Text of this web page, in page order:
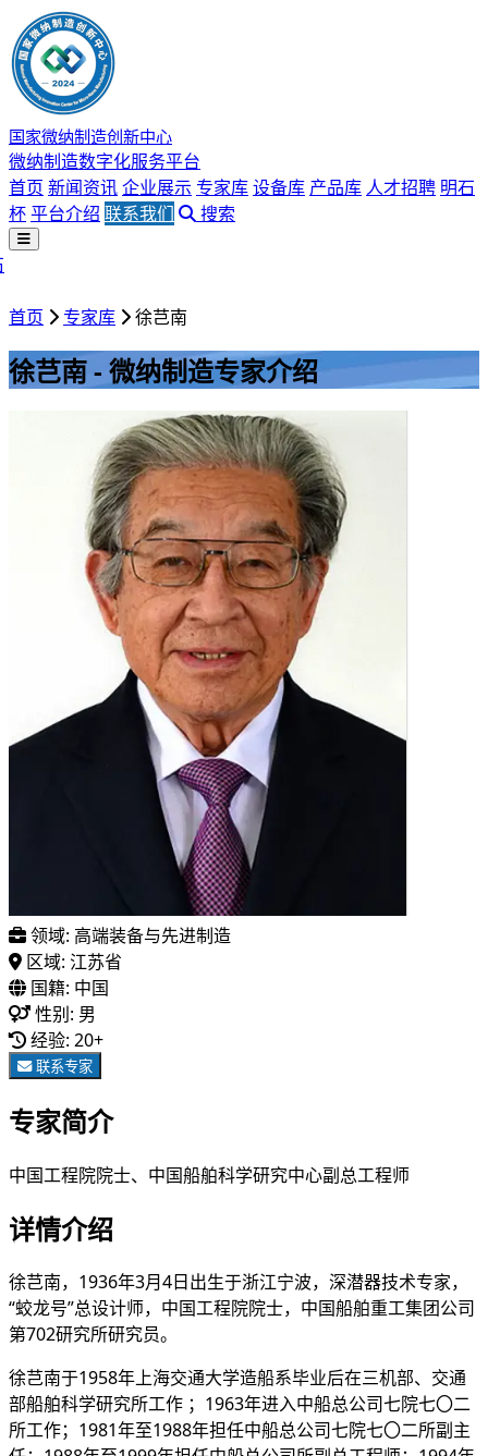
国家微纳制造创新中心
微纳制造数字化服务平台
首页 新闻资讯企业展示 专家库设备库 产品库 人才招聘 明石
杯平台介绍 联系我们 搜索
首页 专家库 徐芑南
徐芑南 - 微纳制造专家介绍
领域: 高端装备与先进制造
区域: 江苏省
国籍: 中国
性别: 男
经验: 20+
联系专家
专家简介
中国工程院院士、中国船舶科学研究中心副总工程师
详情介绍
徐芑南，1936年3月4日出生于浙江宁波，深潜器技术专家，
“蛟龙号”总设计师，中国工程院院士，中国船舶重工集团公司
第702研究所研究员。
徐芑南于1958年上海交通大学造船系毕业后在三机部、交通
部船舶科学研究所工作 ；1963年进入中船总公司七院七〇二
所工作；1981年至1988年担任中船总公司七院七〇二所副主